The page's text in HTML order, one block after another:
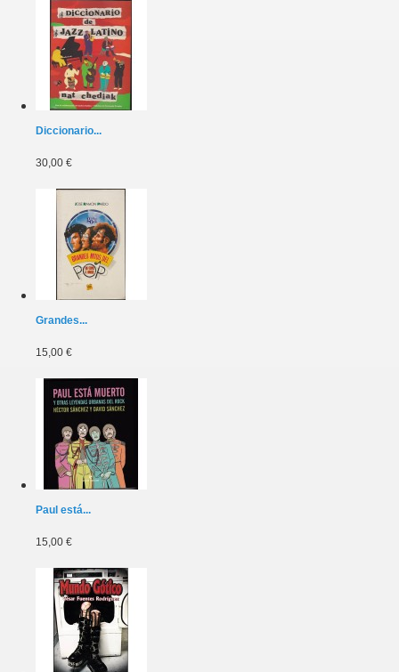
Diccionario...
30,00 €
Grandes...
15,00 €
Paul está...
15,00 €